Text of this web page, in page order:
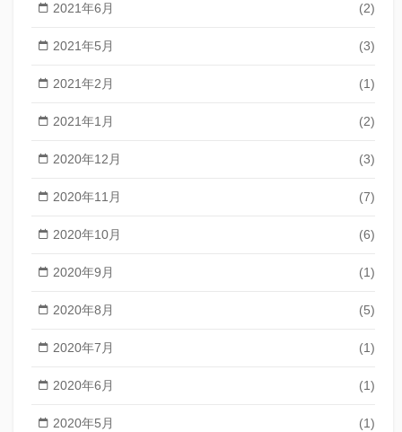
2021年6月 (2)
2021年5月 (3)
2021年2月 (1)
2021年1月 (2)
2020年12月 (3)
2020年11月 (7)
2020年10月 (6)
2020年9月 (1)
2020年8月 (5)
2020年7月 (1)
2020年6月 (1)
2020年5月 (1)